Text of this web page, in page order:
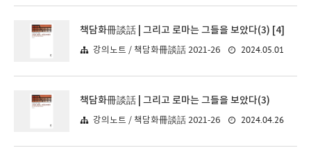
책담화冊談話 | 그리고 로마는 그들을 보았다(3) [4]
강의노트 / 책담화冊談話 2021-26 2024.05.01
책담화冊談話 | 그리고 로마는 그들을 보았다(3)
강의노트 / 책담화冊談話 2021-26 2024.04.26